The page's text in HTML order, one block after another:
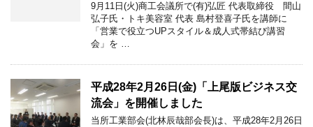
9月11日(火)商工会議所で(有)弘匠 代表取締役 間山
弘子氏・トキ美容室 代表 島村登喜子氏を講師に
「営業で役立つUPスタイル＆成人式帯結び講習
会」を …
平成28年2月26日(金)「上尾版ビジネス交
流会」を開催しました
当所工業部会(北林辰哉部会長)は、平成28年2月26日